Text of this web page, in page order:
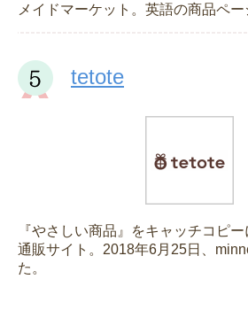
メイドマーケット。英語の商品ペー
tetote
『やさしい商品』をキャッチコピ
通販サイト。2018年6月25日、
た。